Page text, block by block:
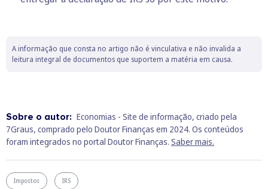
A informação que consta no artigo não é vinculativa e não invalida a
leitura integral de documentos que suportem a matéria em causa.
Sobre o autor: Economias - Site de informação, criado pela
7Graus, comprado pelo Doutor Finanças em 2024. Os conteúdos
foram integrados no portal Doutor Finanças. Saber mais.
Impostos IRS